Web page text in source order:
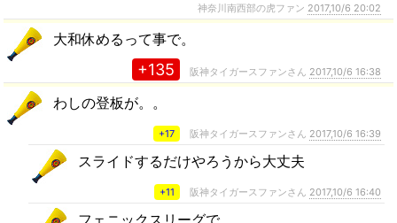
神奈川南西部の虎ファン 2017,10/6 20:02
大和休めるって事で。
+135 阪神タイガースファンさん 2017,10/6 16:38
わしの登板が。。
+17 阪神タイガースファンさん 2017,10/6 16:39
スライドするだけやろうから大丈夫
+11 阪神タイガースファンさん 2017,10/6 16:40
フェニックスリーグで